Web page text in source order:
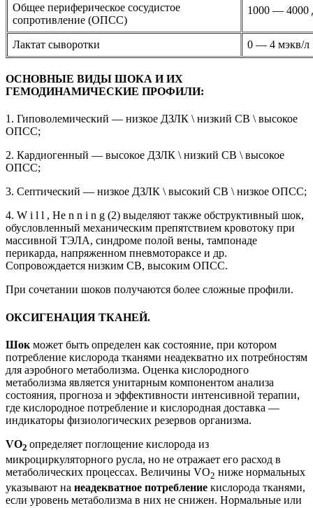
Общее периферическое сосудистое
сопротивление (ОПСС)
1000 — 4000
Лактат сыворотки 0 — 4 мэкв/л
ОСНОВНЫЕ ВИДЫ ШОКА И ИХ
ГЕМОДИНАМИЧЕСКИЕ ПРОФИЛИ:
1. Гиповолемический — низкое ДЗЛК \ низкий СВ \ высокое
ОПСС;
2. Кардиогенный — высокое ДЗЛК \ низкий СВ \ высокое
ОПСС;
3. Септический — низкое ДЗЛК \ высокий СВ \ низкое ОПСС;
4. W i l l , Не n n i n g (2) выделяют также обструктивный шок,
обусловленный механическим препятствием кровотоку при
массивной ТЭЛА, синдроме полой вены, тампонаде
перикарда, напряженном пневмотораксе и др.
Сопровождается низким СВ, высоким ОПСС.
При сочетании шоков получаются более сложные профили.
ОКСИГЕНАЦИЯ ТКАНЕЙ.
Шок может быть определен как состояние, при котором
потребление кислорода тканями неадекватно их потребностям
для аэробного метаболизма. Оценка кислородного
метаболизма является унитарным компонентом анализа
состояния, прогноза и эффективности интенсивной терапии,
где кислородное потребление и кислородная доставка —
индикаторы физиологических резервов организма.
VО2 определяет поглощение кислорода из
микроциркуляторного русла, но не отражает его расход в
метаболических процессах. Величины VO2 ниже нормальных
указывают на неадекватное потребление кислорода тканями,
если уровень метаболизма в них не снижен. Нормальные или